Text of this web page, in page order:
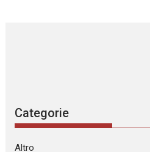
Categorie
Altro